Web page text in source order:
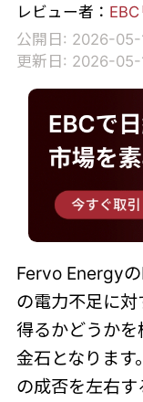
レビュー者：
公開日: 2026-05-
更新日: 2026-05-
Fervo Energy
の電力不足に
得るかどうか
金石となりま
の成否を左右